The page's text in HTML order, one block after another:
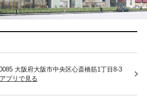
大阪府大阪市中央区心斎橋筋1丁目8-3
プリで見る